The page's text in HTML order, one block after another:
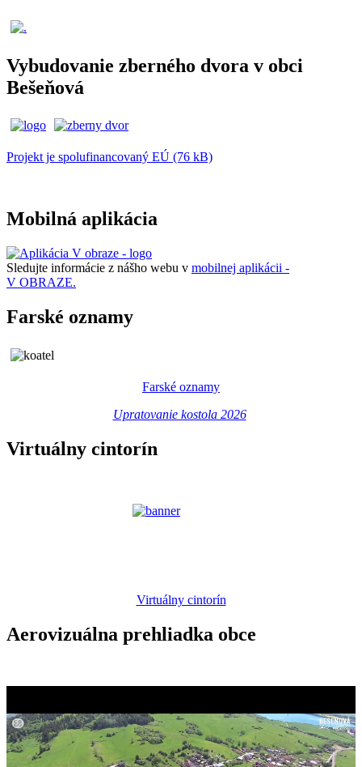
Vybudovanie zberného dvora v obci
Bešeňová
Projekt je spolufinancovaný EÚ (76 kB)
Mobilná aplikácia
Sledujte informácie z nášho webu v mobilnej aplikácii -
V OBRAZE.
Farské oznamy
Farské oznamy
Upratovanie kostola 2026
Virtuálny cintorín
Virtuálny cintorín
Aerovizuálna prehliadka obce